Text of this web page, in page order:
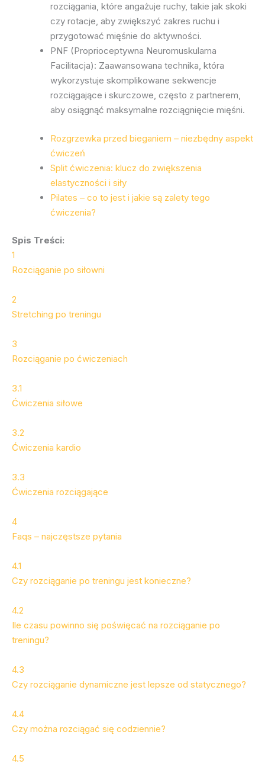
rozciągania, które angażuje ruchy, takie jak skoki
czy rotacje, aby zwiększyć zakres ruchu i
przygotować mięśnie do aktywności.
PNF (Proprioceptywna Neuromuskularna
Facilitacja): Zaawansowana technika, która
wykorzystuje skomplikowane sekwencje
rozciągające i skurczowe, często z partnerem,
aby osiągnąć maksymalne rozciągnięcie mięśni.
Rozgrzewka przed bieganiem – niezbędny aspekt
ćwiczeń
Split ćwiczenia: klucz do zwiększenia
elastyczności i siły
Pilates – co to jest i jakie są zalety tego
ćwiczenia?
Spis Treści:
1
Rozciąganie po siłowni
2
Stretching po treningu
3
Rozciąganie po ćwiczeniach
3.1
Ćwiczenia siłowe
3.2
Ćwiczenia kardio
3.3
Ćwiczenia rozciągające
4
Faqs – najczęstsze pytania
4.1
Czy rozciąganie po treningu jest konieczne?
4.2
Ile czasu powinno się poświęcać na rozciąganie po
treningu?
4.3
Czy rozciąganie dynamiczne jest lepsze od statycznego?
4.4
Czy można rozciągać się codziennie?
4.5